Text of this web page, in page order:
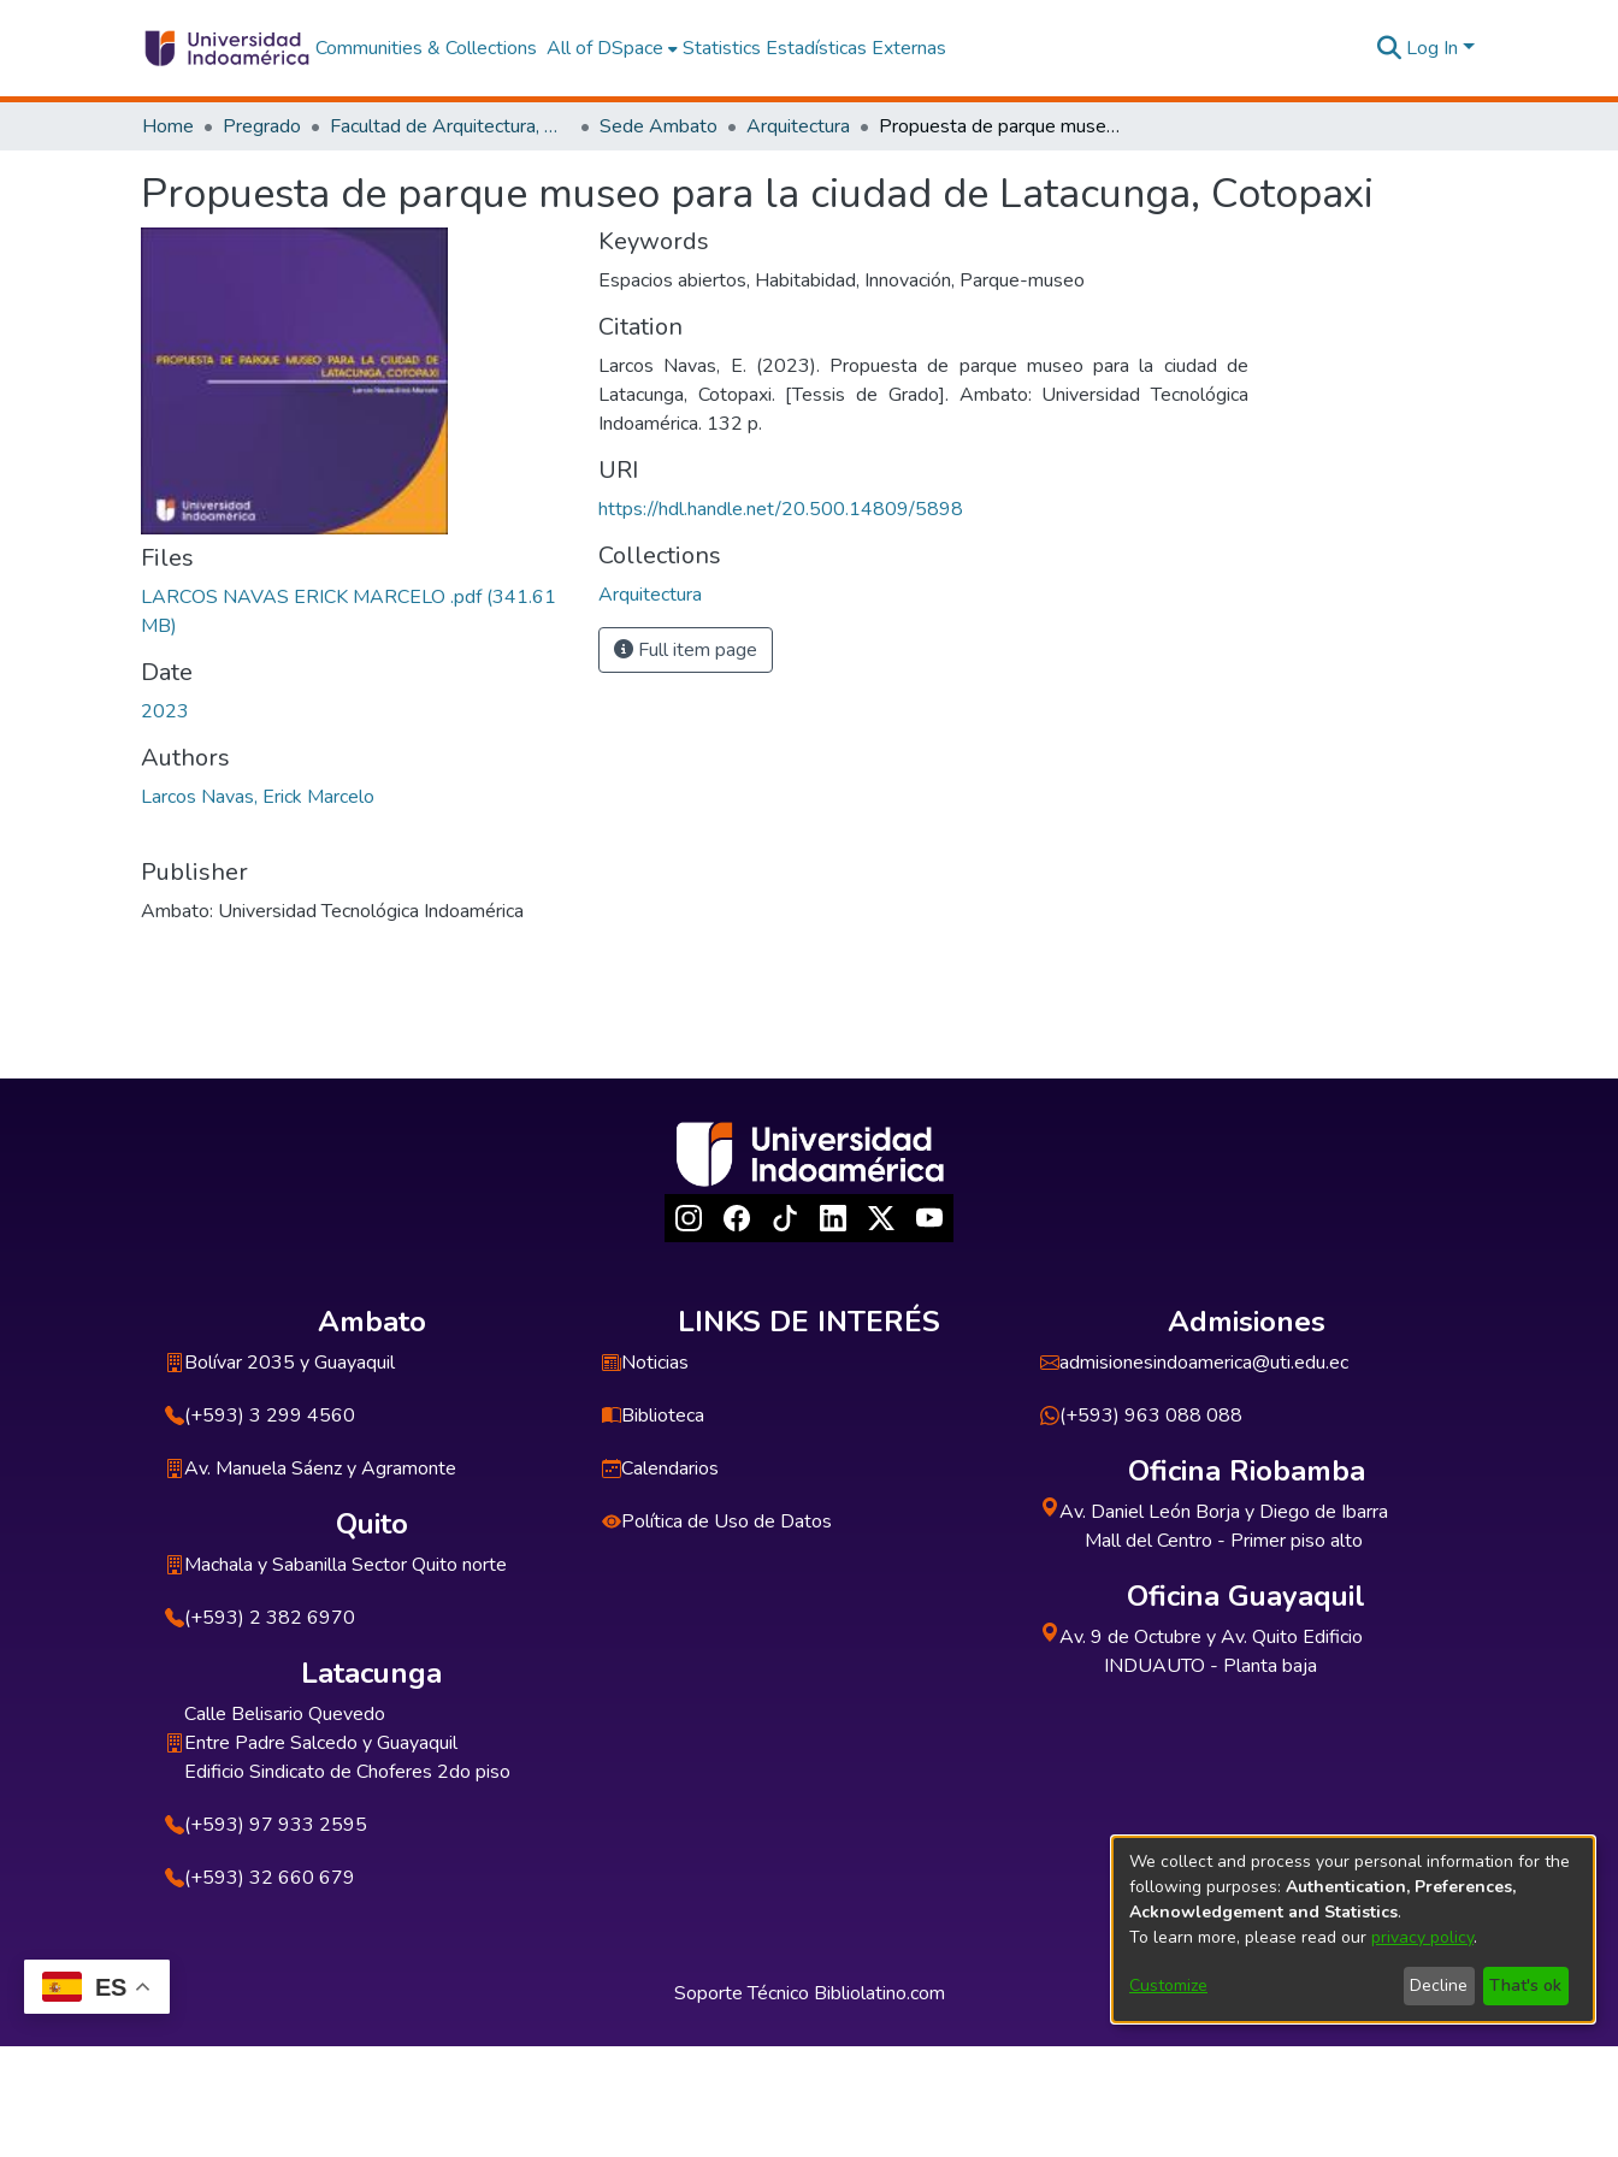
ES
Communities & Collections All of DSpace Statistics Estadísticas Externas Log In
Home Pregrado Facultad de Arquitectura, Artes y Diseño Sede Ambato Arquitectura Propuesta de parque museo para la ciudad de Latacunga, Cotopaxi
Propuesta de parque museo para la ciudad de Latacunga, Cotopaxi
Files
LARCOS NAVAS ERICK MARCELO .pdf(341.61
MB)
Date
2023
Authors
Larcos Navas, Erick Marcelo
Publisher
Ambato: Universidad Tecnológica Indoamérica
Keywords
Espacios abiertos, Habitabidad, Innovación, Parque-museo
Citation
Larcos Navas, E. (2023). Propuesta de parque museo para la ciudad de
Latacunga, Cotopaxi. [Tessis de Grado]. Ambato: Universidad Tecnológica
Indoamérica. 132 p.
URI
https://hdl.handle.net/20.500.14809/5898
Collections
Arquitectura
Full item page
Ambato
Bolívar 2035 y Guayaquil
(+593) 3 299 4560
Av. Manuela Sáenz y Agramonte
Quito
Machala y Sabanilla Sector Quito norte
(+593) 2 382 6970
Latacunga
Calle Belisario Quevedo
Entre Padre Salcedo y Guayaquil
Edificio Sindicato de Choferes 2do piso
(+593) 97 933 2595
(+593) 32 660 679
LINKS DE INTERÉS
Noticias
Biblioteca
Calendarios
Política de Uso de Datos
Admisiones
admisionesindoamerica@uti.edu.ec
(+593) 963 088 088
Oficina Riobamba
Av. Daniel León Borja y Diego de Ibarra
Mall del Centro - Primer piso alto
Oficina Guayaquil
Av. 9 de Octubre y Av. Quito Edificio
INDUAUTO - Planta baja
Soporte Técnico Bibliolatino.com
We collect and process your personal information for the
following purposes: Authentication, Preferences,
Acknowledgement and Statistics.
To learn more, please read our privacy policy.
Customize Decline That's ok